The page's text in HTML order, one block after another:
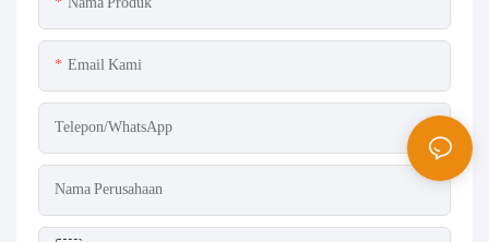
Email Kami
Telepon/WhatsApp
Nama Perusahaan